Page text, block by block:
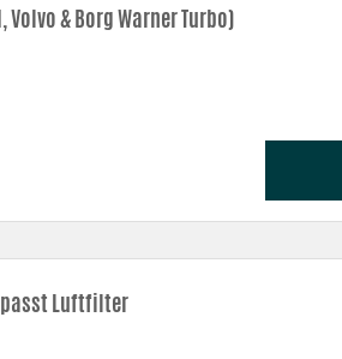
Volvo & Borg Warner Turbo)
Luftfilter